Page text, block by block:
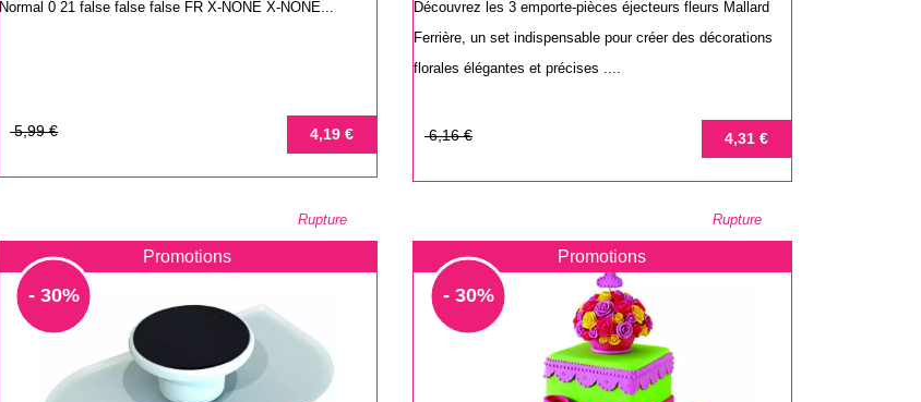
Normal 0 21 false false false FR X-NONE X-NONE...
Prix
5,99 €
Prix 4,19 €
Rupture
Découvrez les 3 emporte-pièces éjecteurs fleurs Mallard
Ferrière, un set indispensable pour créer des décorations
florales élégantes et précises ....
Prix
6,16 €
Prix 4,31 €
Rupture
Promotions
- 30%
Promotions
- 30%